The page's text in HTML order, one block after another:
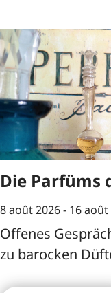
Die Parfüms
8 août 2026 - 16 août
Offenes
zu barocken